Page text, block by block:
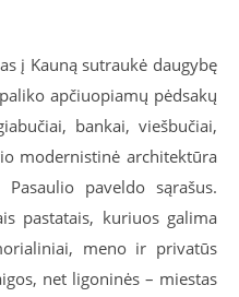
į Kauną sutraukė daugybę
apčiuopiamų pėdsakų
bankai, viešbučiai,
modernistinė architektūra
paveldo sąrašus.
pastatais, kuriuos galima
meno ir privatūs
net ligoninės – miestas